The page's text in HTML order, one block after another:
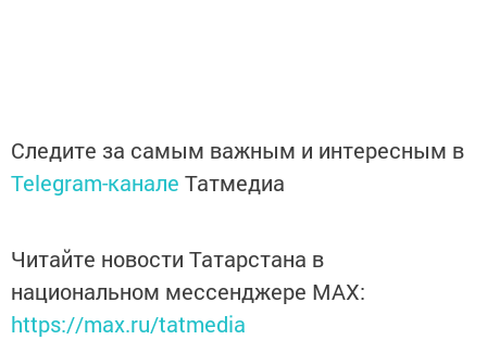
Следите за самым важным и интересным в
Telegram-канале Татмедиа
Читайте новости Татарстана в
национальном мессенджере MАХ:
https://max.ru/tatmedia